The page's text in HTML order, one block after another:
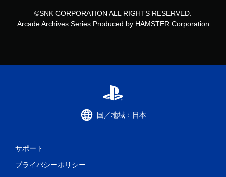
©SNK CORPORATION ALL RIGHTS RESERVED.
Arcade Archives Series Produced by HAMSTER Corporation
国／地域：日本
サポート
プライバシーポリシー